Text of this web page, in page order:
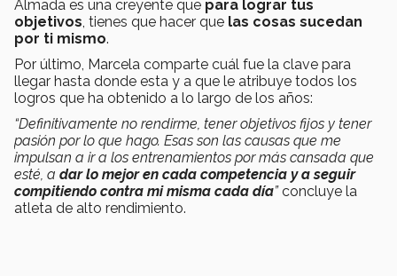
Almada es una creyente que para lograr tus
objetivos, tienes que hacer que las cosas sucedan
por ti mismo.
Por último, Marcela comparte cuál fue la clave para
llegar hasta donde esta y a que le atribuye todos los
logros que ha obtenido a lo largo de los años:
“Definitivamente no rendirme, tener objetivos fijos y tener
pasión por lo que hago. Esas son las causas que me
impulsan a ir a los entrenamientos por más cansada que
esté, a dar lo mejor en cada competencia y a seguir
compitiendo contra mi misma cada día”concluye la
atleta de alto rendimiento.